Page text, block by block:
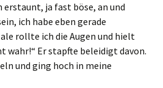
erstaunt, ja fast böse, an und
ich habe eben gerade
rollte ich die Augen und hielt
wahr!“ Er stapfte beleidigt davon.
und ging hoch in meine